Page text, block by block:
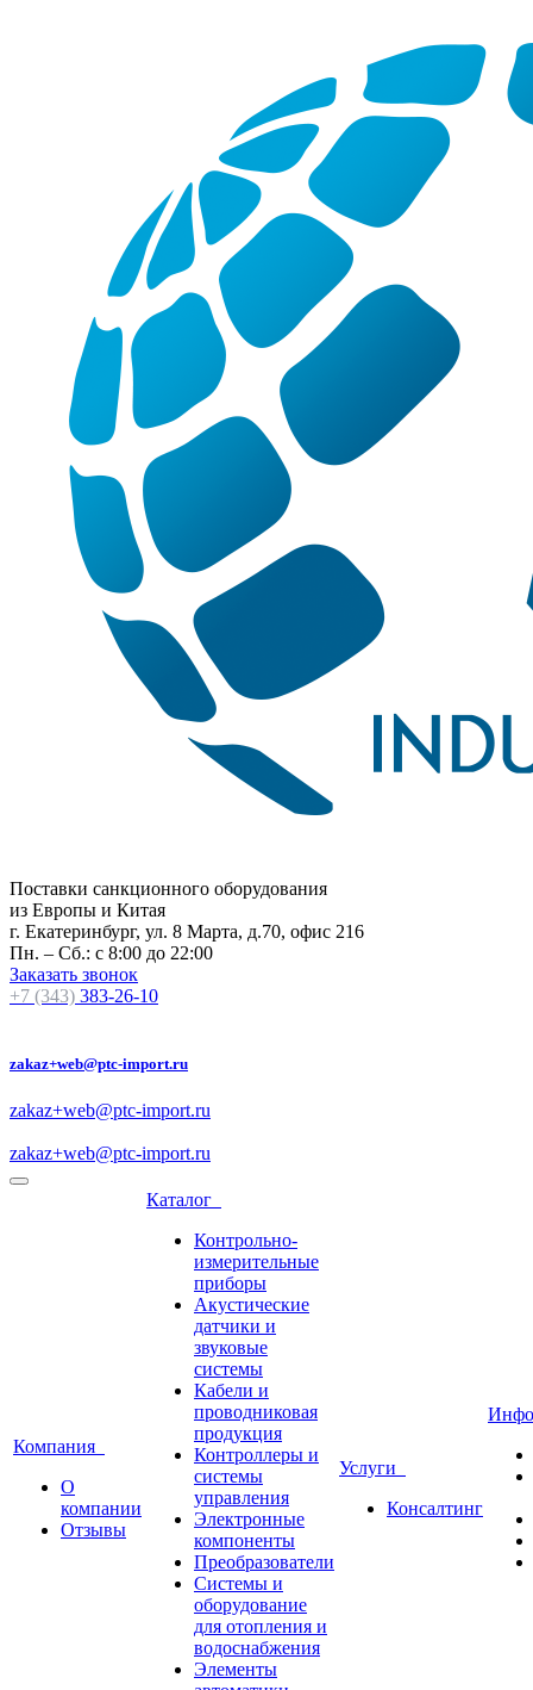
Поставки санкционного оборудования
из Европы и Китая
г. Екатеринбург, ул. 8 Марта, д.70, офис 216
Пн. – Сб.: с 8:00 до 22:00
Заказать звонок
+7 (343) 383-26-10
zakaz+web@ptc-import.ru
zakaz+web@ptc-import.ru
zakaz+web@ptc-import.ru
Компания
О
компании
Отзывы
Каталог
Контрольно-
измерительные
приборы
Акустические
датчики и
звуковые
системы
Кабели и
проводниковая
продукция
Контроллеры и
системы
управления
Электронные
компоненты
Преобразователи
Системы и
оборудование
для отопления и
водоснабжения
Элементы
Услуги
Консалтинг